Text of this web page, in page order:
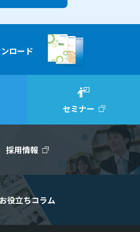
ロード
セミナー
採用情報
お役立ちコラム